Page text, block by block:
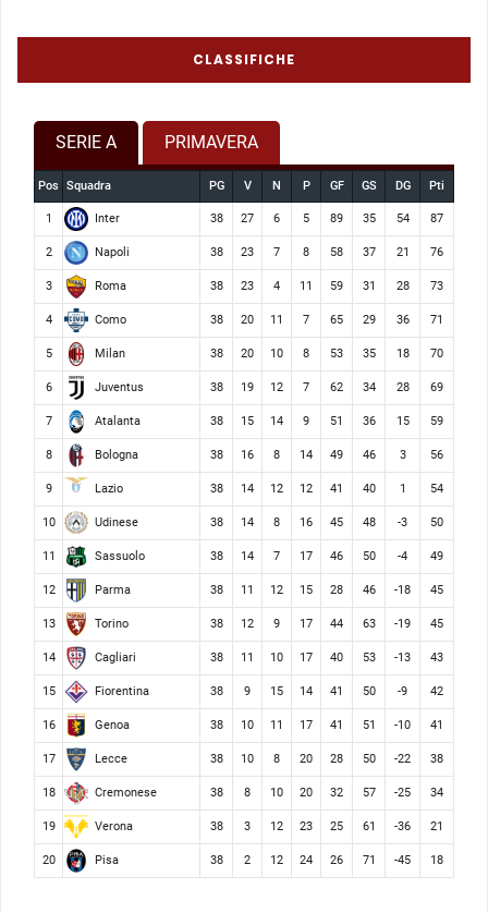
CLASSIFICHE
SERIE A PRIMAVERA
Pos Squadra PG V N P GF GS DG Pti
1 Inter 38 27 6 5 89 35 54 87
2 Napoli 38 23 7 8 58 37 21 76
3 Roma 38 23 4 11 59 31 28 73
4 Como 38 20 11 7 65 29 36 71
5 Milan 38 20 10 8 53 35 18 70
6 Juventus 38 19 12 7 62 34 28 69
7 Atalanta 38 15 14 9 51 36 15 59
8 Bologna 38 16 8 14 49 46 3 56
9 Lazio 38 14 12 12 41 40 1 54
10 Udinese 38 14 8 16 45 48 -3 50
11 Sassuolo 38 14 7 17 46 50 -4 49
12 Parma 38 11 12 15 28 46 -18 45
13 Torino 38 12 9 17 44 63 -19 45
14 Cagliari 38 11 10 17 40 53 -13 43
15 Fiorentina 38 9 15 14 41 50 -9 42
16 Genoa 38 10 11 17 41 51 -10 41
17 Lecce 38 10 8 20 28 50 -22 38
18 Cremonese 38 8 10 20 32 57 -25 34
19 Verona 38 3 12 23 25 61 -36 21
20 Pisa 38 2 12 24 26 71 -45 18